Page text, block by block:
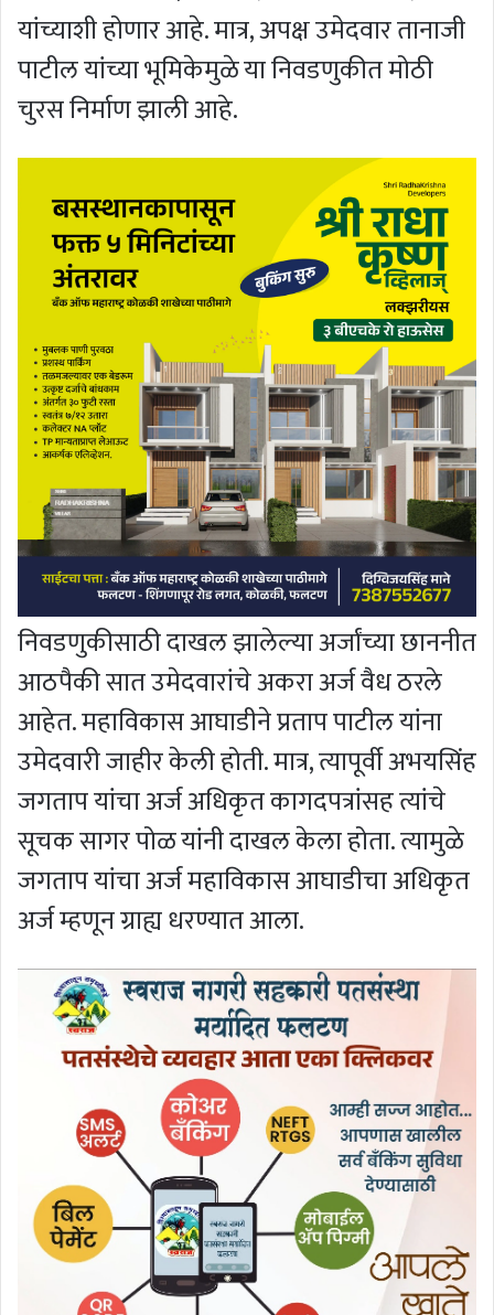
यांच्याशी होणार आहे. मात्र, अपक्ष उमेदवार तानाजी
पाटील यांच्या भूमिकेमुळे या निवडणुकीत मोठी
चुरस निर्माण झाली आहे.
निवडणुकीसाठी दाखल झालेल्या अर्जांच्या छाननीत
आठपैकी सात उमेदवारांचे अकरा अर्ज वैध ठरले
आहेत. महाविकास आघाडीने प्रताप पाटील यांना
उमेदवारी जाहीर केली होती. मात्र, त्यापूर्वी अभयसिंह
जगताप यांचा अर्ज अधिकृत कागदपत्रांसह त्यांचे
सूचक सागर पोळ यांनी दाखल केला होता. त्यामुळे
जगताप यांचा अर्ज महाविकास आघाडीचा अधिकृत
अर्ज म्हणून ग्राह्य धरण्यात आला.